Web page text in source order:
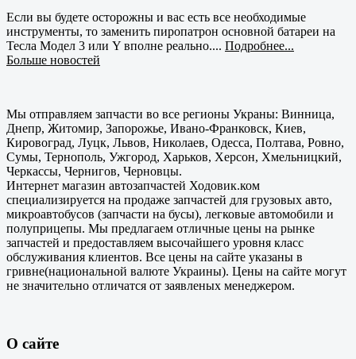
Если вы будете осторожны и вас есть все необходимые
инструменты, то заменить пиропатрон основной батареи на
Тесла Модел 3 или Y вполне реально.... Подробнее...
Больше новостей
Мы отправляем запчасти во все регионы Украны: Винница,
Днепр, Житомир, Запорожье, Ивано-Франковск, Киев,
Кировоград, Луцк, Львов, Николаев, Одесса, Полтава, Ровно,
Сумы, Тернополь, Ужгород, Харьков, Херсон, Хмельницкий,
Черкассы, Чернигов, Черновцы.
Интернет магазин автозапчастей Ходовик.ком
специализируется на продаже запчастей для грузовых авто,
микроавтобусов (запчасти на бусы), легковые автомобили и
полуприцепы. Мы предлагаем отличные цены на рынке
запчастей и предоставляем высочайшего уровня класс
обслуживания клиентов. Все цены на сайте указаны в
гривне(национальной валюте Украины). Цены на сайте могут
не значительно отличатся от заявленых менеджером.
О сайте